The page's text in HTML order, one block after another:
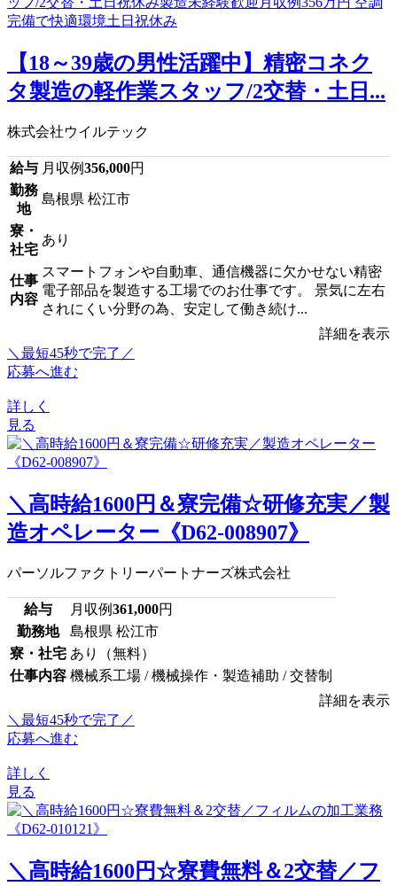
【18～39歳の男性活躍中】精密コネク
タ製造の軽作業スタッフ/2交替・土日...
株式会社ウイルテック
給与 月収例356,000円
勤務
地
島根県 松江市
寮・
社宅
あり
仕事
内容
スマートフォンや自動車、通信機器に欠かせない精密
電子部品を製造する工場でのお仕事です。 景気に左右
されにくい分野の為、安定して働き続け...
詳細を表示
＼最短45秒で完了／
応募へ進む
詳しく
見る
＼高時給1600円＆寮完備☆研修充実／製
造オペレーター《D62-008907》
パーソルファクトリーパートナーズ株式会社
給与 月収例361,000円
勤務地
島根県 松江市
寮・社宅 あり（無料）
仕事内容 機械系工場 / 機械操作・製造補助 / 交替制
詳細を表示
＼最短45秒で完了／
応募へ進む
詳しく
見る
＼高時給1600円☆寮費無料＆2交替／フ